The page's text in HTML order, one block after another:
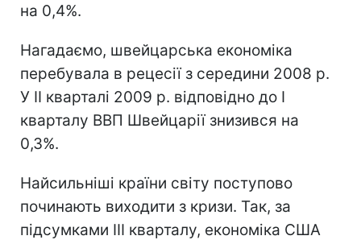
на 0,4%.
Нагадаємо, швейцарська економіка
перебувала в рецесії з середини 2008 р.
У II кварталі 2009 р. відповідно до I
кварталу ВВП Швейцарії знизився на
0,3%.
Найсильніші країни світу поступово
починають виходити з кризи. Так, за
підсумками ІІІ кварталу, економіка США